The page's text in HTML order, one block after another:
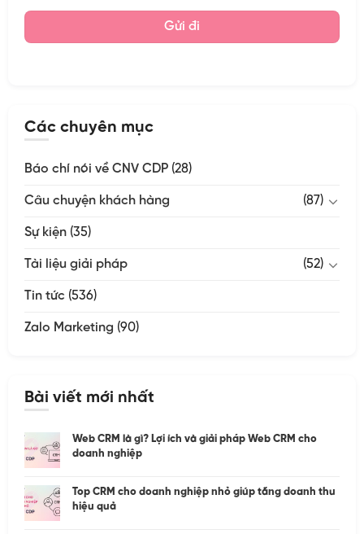
Các chuyên mục
Báo chí nói về CNV CDP(28)
Câu chuyện khách hàng (87)
Sự kiện(35)
Tài liệu giải pháp (52)
Tin tức (536)
Zalo Marketing (90)
Bài viết mới nhất
Web CRM là gì? Lợi ích và giải pháp Web CRM cho
doanh nghiệp
Top CRM cho doanh nghiệp nhỏ giúp tăng doanh thu
hiệu quả